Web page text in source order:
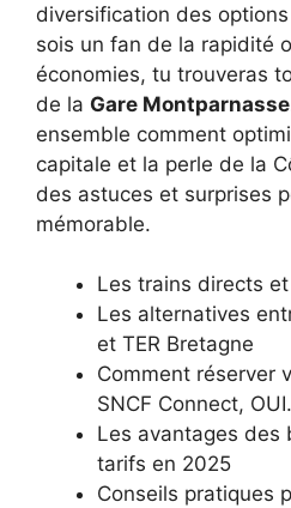
diversification des
sois un fan de la rapidité
économies, tu trouveras
de la Gare Montparnasse
ensemble comment
capitale et la perle de la
des astuces et surprises
mémorable.
Les trains directs
Les alternatives
et TER Bretagne
Comment réserver
SNCF Connect,
Les avantages des
tarifs en 2025
Conseils pratiques